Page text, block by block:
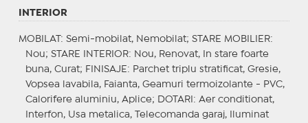
INTERIOR
MOBILAT : Semi-mobilat, Nemobilat; STARE MOBILIER:
Nou; STARE INTERIOR: Nou, Renovat, In stare foarte
buna, Curat; FINISAJE : Parchet triplu stratificat, Gresie,
Vopsea lavabila, Faianta, Geamuri termoizolante - PVC,
Calorifere aluminiu, Aplice;
DOTARI : Aer conditionat,
Interfon, Usa metalica, Telecomanda garaj, Iluminat